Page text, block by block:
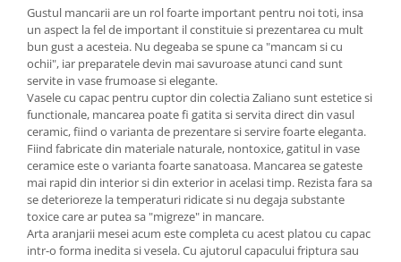
Gustul mancarii are un rol foarte important pentru noi toti, insa
un aspect la fel de important il constituie si prezentarea cu mult
bun gust a acesteia. Nu degeaba se spune ca "mancam si cu
ochii", iar preparatele devin mai savuroase atunci cand sunt
servite in vase frumoase si elegante.
Vasele cu capac pentru cuptor din colectia Zaliano sunt estetice si
functionale, mancarea poate fi gatita si servita direct din vasul
ceramic, fiind o varianta de prezentare si servire foarte eleganta.
Fiind fabricate din materiale naturale, nontoxice, gatitul in vase
ceramice este o varianta foarte sanatoasa. Mancarea se gateste
mai rapid din interior si din exterior in acelasi timp. Rezista fara sa
se deterioreze la temperaturi ridicate si nu degaja substante
toxice care ar putea sa "migreze" in mancare.
Arta aranjarii mesei acum este completa cu acest platou cu capac
intr-o forma inedita si vesela. Cu ajutorul capacului friptura sau